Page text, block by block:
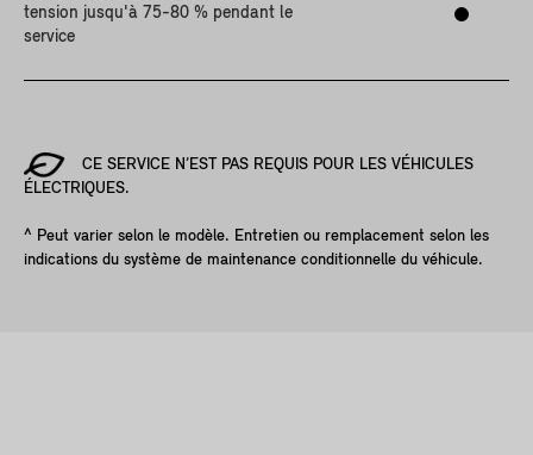
tension jusqu'à 75-80 % pendant le
service
CE SERVICE N’EST PAS REQUIS POUR LES VÉHICULES
ÉLECTRIQUES.
^ Peut varier selon le modèle. Entretien ou remplacement selon les
indications du système de maintenance conditionnelle du véhicule.